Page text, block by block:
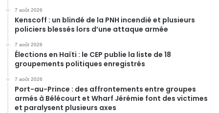
7 août 2026
Kenscoff : un blindé de la PNH incendié et plusieurs
policiers blessés lors d’une attaque armée
7 août 2026
Élections en Haïti : le CEP publie la liste de 18
groupements politiques enregistrés
7 août 2026
Port-au-Prince : des affrontements entre groupes
armés à Bélécourt et Wharf Jérémie font des victimes
et paralysent plusieurs axes